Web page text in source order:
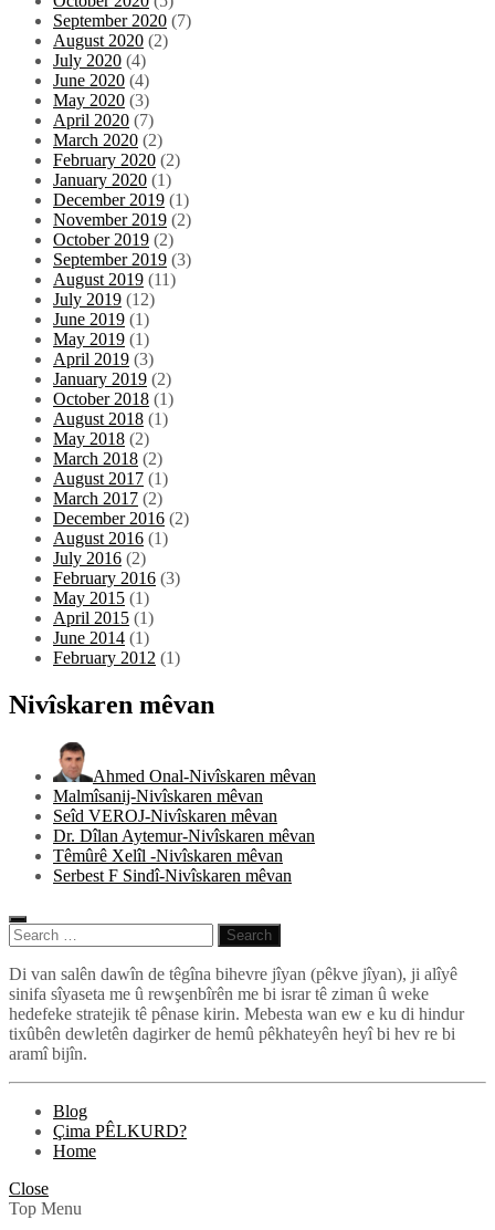
September 2020 (7)
August 2020 (2)
July 2020 (4)
June 2020 (4)
May 2020 (3)
April 2020 (7)
March 2020 (2)
February 2020 (2)
January 2020 (1)
December 2019 (1)
November 2019 (2)
October 2019 (2)
September 2019 (3)
August 2019 (11)
July 2019 (12)
June 2019 (1)
May 2019 (1)
April 2019 (3)
January 2019 (2)
October 2018 (1)
August 2018 (1)
May 2018 (2)
March 2018 (2)
August 2017 (1)
March 2017 (2)
December 2016 (2)
August 2016 (1)
July 2016 (2)
February 2016 (3)
May 2015 (1)
April 2015 (1)
June 2014 (1)
February 2012 (1)
Nivîskaren mêvan
Ahmed Onal-Nivîskaren mêvan
Malmîsanij-Nivîskaren mêvan
Seîd VEROJ-Nivîskaren mêvan
Dr. Dîlan Aytemur-Nivîskaren mêvan
Têmûrê Xelîl -Nivîskaren mêvan
Serbest F Sindî-Nivîskaren mêvan
Search
for:
Pêlkurd
Di van salên dawîn de têgîna bihevre jîyan (pêkve jîyan), ji alîyê
sinifa sîyaseta me û rewşenbîrên me bi israr tê ziman û weke
hedefeke stratejik tê pênase kirin. Mebesta wan ew e ku di hindur
tixûbên dewletên dagirker de hemû pêkhateyên heyî bi hev re bi
aramî bijîn.
Blog
Çima PÊLKURD?
Home
Close
Top Menu